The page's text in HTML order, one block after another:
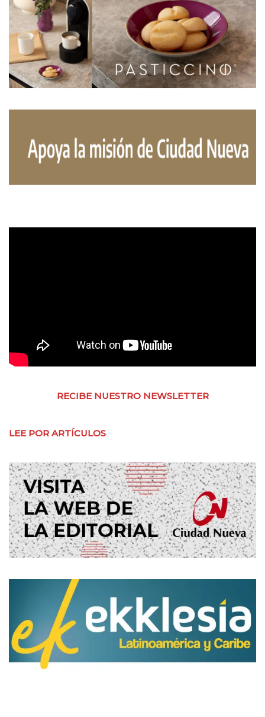
RECIBE NUESTRO NEWSLETTER
LEE POR ARTÍCULOS